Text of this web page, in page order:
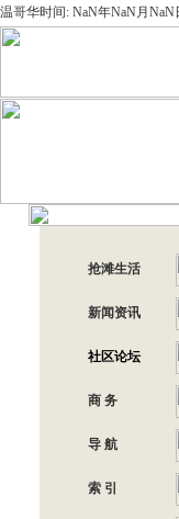
温哥华时间: NaN年NaN月
抢滩生活
新闻资讯
社区论坛
商 务
导 航
索 引